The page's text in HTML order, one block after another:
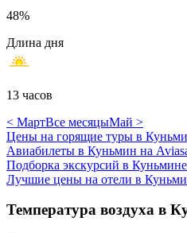
48%
Длина дня
13 часов
< МартВсе месяцыМай >
Цены на горящие туры в
Авиабилеты в Куньмин на
Подборка экскурсий в Куньмине
Лучшие цены на отели в
Температура воздуха в